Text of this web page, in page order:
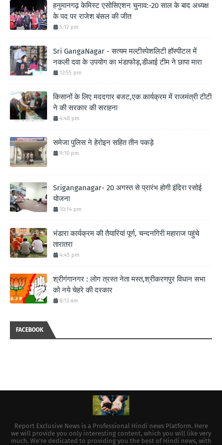
हनुमानगढ़ केमिस्ट एसोसिएशन चुनाव:-20 साल के बाद अध्यक्ष
के पद पर राजेश बंसल की जीत
5:12 pm
Sri GangaNagar - सत्यम मल्टीस्पेशलिटी हॉस्पीटल में
नकली दवा के उपयोग का भंडाफोड़,डीआई टीम ने छापा मारा
12:55 pm
किसानों के लिए मददगार बजट,एक कार्यक्रम में राजमंत्री टीटी
ने की सरकार की सराहना
4:48 pm
समेजा पुलिस ने हेरोइन सहित तीन पकड़े
9:10 pm
Sriganganagar- 20 अगस्त से प्रारंभ होगी इंदिरा रसोई
योजना
10:14 pm
भंडारा कार्यक्रम की तैयारियां पूर्ण, चन्दनगिरी महाराज पहुंचे
तारातरा
4:45 pm
श्रीगंगानगर : लोग त्रस्त नेता मस्त,श्रीकरणपुर विधान सभा
को नये चेहरे की दरकार
8:13 am
FACEBOOK
Report Exclusive News is a Professional Hindi news Platform. Here
we will provide you only interesting content, which you will like very
much. We're dedicated to providing you the best of Hindi news, with